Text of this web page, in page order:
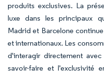
produits exclusives. La
luxe dans les principaux
Madrid et Barcelone
et internationaux. Les
d'interagir directement
savoir-faire et l'exclusivité